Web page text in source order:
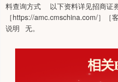
料查询方式 以下资料详见招商证
［https://amc.cmschina.com/］［
说明 无。